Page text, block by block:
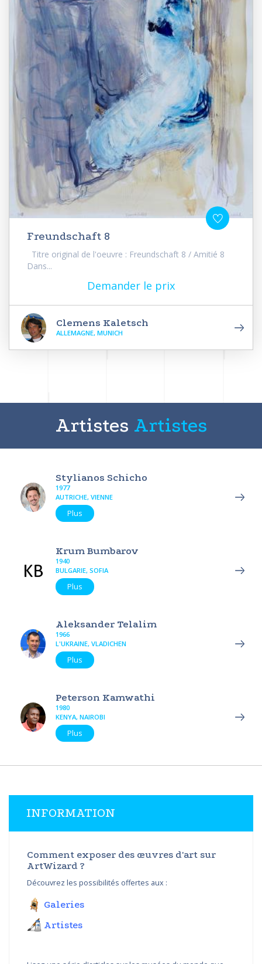
Freundschaft 8
Titre original de l'oeuvre : Freundschaft 8 / Amitié 8
Dans...
Demander le prix
Clemens Kaletsch
ALLEMAGNE, MUNICH
Artistes Artistes
Stylianos Schicho
1977
AUTRICHE, VIENNE
Plus
Krum Bumbarov
1940
BULGARIE, SOFIA
Plus
Aleksander Telalim
1966
L'UKRAINE, VLADICHEN
Plus
Peterson Kamwathi
1980
KENYA, NAIROBI
Plus
INFORMATION
Comment exposer des œuvres d'art sur
ArtWizard ?
Découvrez les possibilités offertes aux :
Galeries
Artistes